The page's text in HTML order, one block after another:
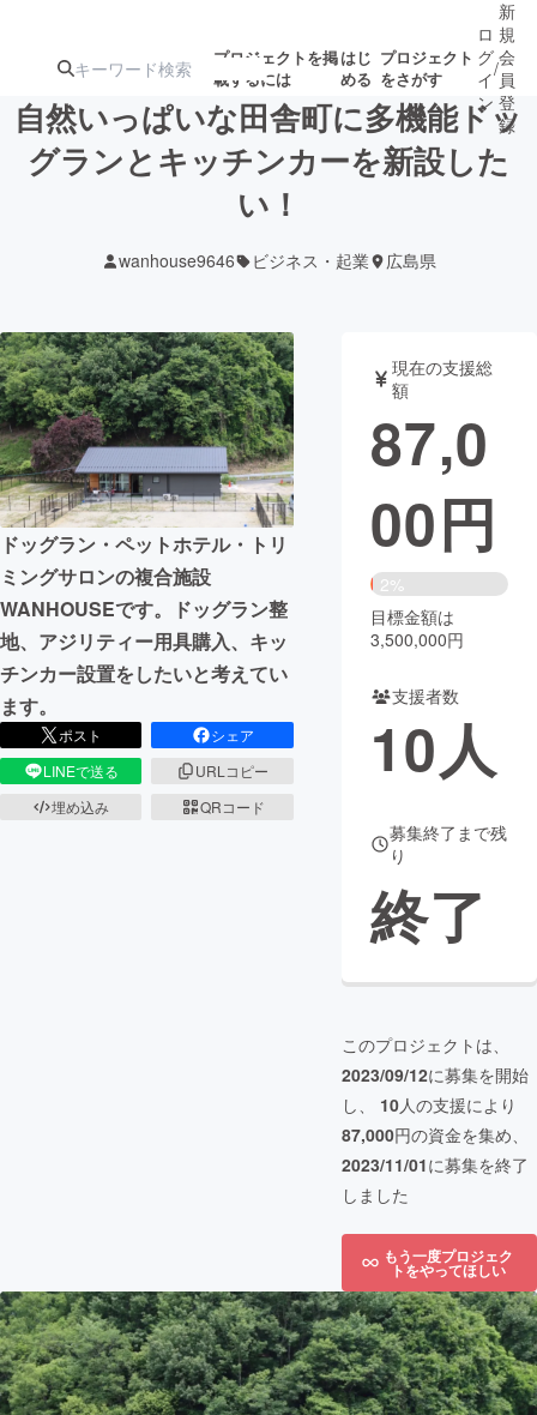
プロジェクトを掲
載するには
はじ
める
プロジェクト
をさがす
注目の新着プロ
テクノロジー・ガジェット
映像・映画 書籍・雑誌
ビジネス・起業 チャレンジ
まちづくり・地域活性化
CAMPFIRE for Social Good
CAMPFIRE Creation
CAMPFIREふるさと納税
コミュニティ
ロ
グ
イ
ン
/
新
規
会
員
登
録
自然いっぱいな田舎町に多機能ドッ
グランとキッチンカーを新設した
い！
wanhouse9646 ビジネス・起業 広島県
ドッグラン・ペットホテル・トリ
ミングサロンの複合施設
WANHOUSEです。ドッグラン整
地、アジリティー用具購入、キッ
チンカー設置をしたいと考えてい
ます。
ポスト
シェア
LINEで送る
URLコピー
埋め込み
QRコード
現在の支援総
額
87,0
00円
2%
目標金額は
3,500,000円
支援者数
10人
募集終了まで残
り
終了
このプロジェクトは、
2023/09/12に募集を開始
し、 10人の支援により
87,000円の資金を集め、
2023/11/01に募集を終了
しました
もう一度プロジェク
トをやってほしい